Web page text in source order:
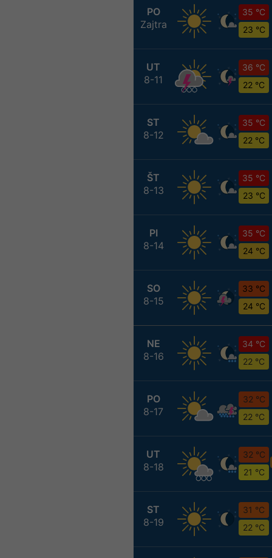
PO
Zajtra
35 °C
23 °C
UT
8-11
36 °C
22 °C
ST
8-12
35 °C
22 °C
ŠT
8-13
35 °C
23 °C
PI
8-14
35 °C
24 °C
SO
8-15
33 °C
24 °C
NE
8-16
34 °C
22 °C
PO
8-17
32 °C
22 °C
UT
8-18
32 °C
21 °C
ST
8-19
31 °C
22 °C